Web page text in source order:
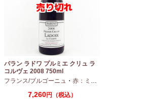
パラン ラドワ プルミエ クリュ ラ
コルヴェ 2008 750ml
フランス/ブルゴーニュ ・ 赤：ミディアムボディ
7,260円（税込）